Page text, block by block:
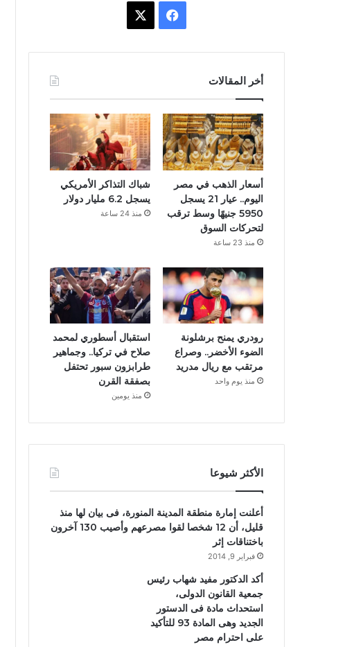
ب
و
ك
أخر المقالات
أسعار الذهب في مصر
اليوم.. عيار 21 يسجل
5950 جنيهًا وسط ترقب
لتحركات السوق
منذ 23 ساعة
شباك التذاكر الأمريكي
يسجل 6.2 مليار دولار
منذ 24 ساعة
رودري يمنح برشلونة
الضوء الأخضر.. وصراع
مرتقب مع ريال مدريد
منذ يوم واحد
استقبال أسطوري لمحمد
صلاح في تركيا.. وجماهير
طرابزون سبور تحتفل
بصفقة القرن
منذ يومين
الأكثر شيوعا
أعلنت إمارة منطقة المدينة المنورة، فى بيان لها منذ
قليل، أن 12 شخصا لقوا مصرعهم وأصيب 130 آخرون
باختناقات إثر
فبراير 9, 2014
أكد الدكتور مفيد شهاب رئيس
جمعية القانون الدولى،
استحداث مادة فى الدستور
الجديد وهى المادة 93 للتأكيد
على احترام مصر